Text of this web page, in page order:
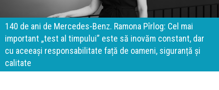
140 de ani de Mercedes-Benz. Ramona Pîrlog: Cel mai
important „test al timpului” este să inovăm constant, dar
cu aceeași responsabilitate față de oameni, siguranță și
calitate